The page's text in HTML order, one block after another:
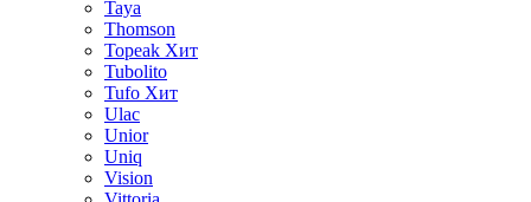
Taya
Thomson
Topeak Хит
Tubolito
Tufo Хит
Ulac
Unior
Uniq
Vision